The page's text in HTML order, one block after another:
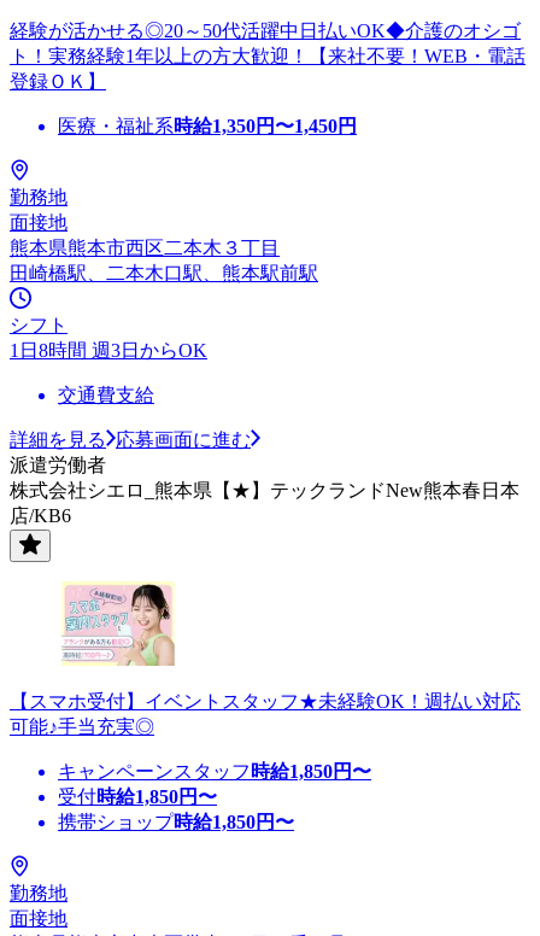
経験が活かせる◎20～50代活躍中日払いOK◆介護のオシゴ
ト！実務経験1年以上の方大歓迎！【来社不要！WEB・電話
登録ＯＫ】
医療・福祉系時給1,350円〜1,450円
勤務地
面接地
熊本県熊本市西区二本木３丁目
田崎橋駅、二本木口駅、熊本駅前駅
シフト
1日8時間 週3日からOK
交通費支給
詳細を見る
応募画面に進む
派遣労働者
株式会社シエロ_熊本県【★】テックランドNew熊本春日本
店/KB6
【スマホ受付】イベントスタッフ★未経験OK！週払い対応
可能♪手当充実◎
キャンペーンスタッフ 時給1,850円〜
受付時給1,850円〜
携帯ショップ時給1,850円〜
勤務地
面接地